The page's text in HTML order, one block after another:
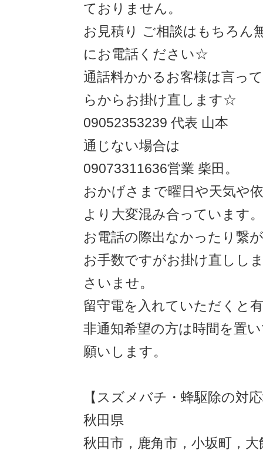
ておりません。
お見積り ご相談はもちろん
にお電話ください☆
通話料かかるお客様は言っ
らからお掛け直します☆
09052353239 代表 山本
通じない場合は
09073311636営業 柴田。
おかげさまで曜日や天気や
より大変混み合っています。
お電話の際出なかったり繋
お手数ですがお掛け直しし
さいませ。
留守電を入れていただくと
非通知希望の方は時間を置
願いします。
【スズメバチ・蜂駆除の対
秋田県
秋田市，鹿角市，小坂町，